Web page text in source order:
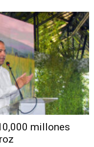
millones